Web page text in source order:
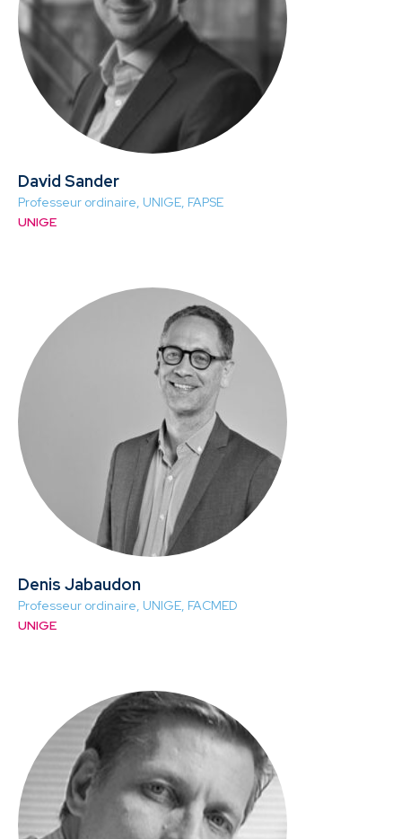
David Sander
Professeur ordinaire, UNIGE, FAPSE
UNIGE
Denis Jabaudon
Professeur ordinaire, UNIGE, FACMED
UNIGE